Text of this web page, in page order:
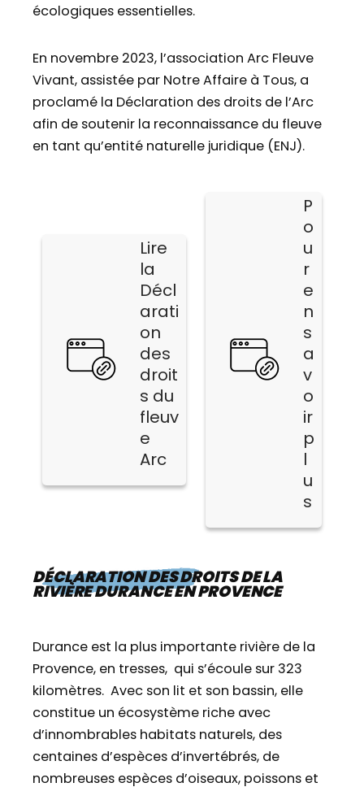
écologiques essentielles.
En novembre 2023, l’association Arc Fleuve
Vivant, assistée par Notre Affaire à Tous, a
proclamé la Déclaration des droits de l’Arc
afin de soutenir la reconnaissance du fleuve
en tant qu’entité naturelle juridique (ENJ).
Lire
la
Décl
arati
on
des
droit
s du
fleuv
e
Arc
P
o
u
r
e
n
s
a
v
o
ir
p
l
u
s
DÉCLARATION DES DROITS DE LA
RIVIÈRE DURANCE EN PROVENCE
Durance est la plus importante rivière de la
Provence, en tresses, qui s’écoule sur 323
kilomètres. Avec son lit et son bassin, elle
constitue un écosystème riche avec
d’innombrables habitats naturels, des
centaines d’espèces d’invertébrés, de
nombreuses espèces d’oiseaux, poissons et